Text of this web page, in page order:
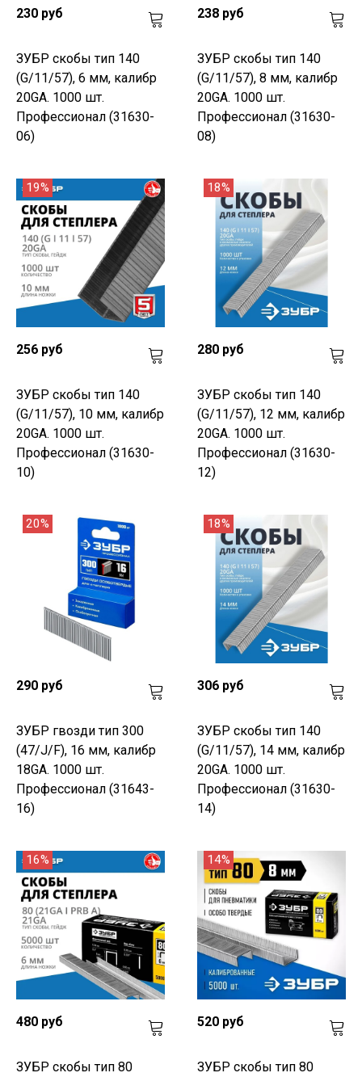
230 руб
ЗУБР скобы тип 140
(G/11/57), 6 мм, калибр
20GA. 1000 шт.
Профессионал (31630-
06)
238 руб
ЗУБР скобы тип 140
(G/11/57), 8 мм, калибр
20GA. 1000 шт.
Профессионал (31630-
08)
19%
256 руб
ЗУБР скобы тип 140
(G/11/57), 10 мм, калибр
20GA. 1000 шт.
Профессионал (31630-
10)
18%
280 руб
ЗУБР скобы тип 140
(G/11/57), 12 мм, калибр
20GA. 1000 шт.
Профессионал (31630-
12)
20%
290 руб
ЗУБР гвозди тип 300
(47/J/F), 16 мм, калибр
18GA. 1000 шт.
Профессионал (31643-
16)
18%
306 руб
ЗУБР скобы тип 140
(G/11/57), 14 мм, калибр
20GA. 1000 шт.
Профессионал (31630-
14)
16%
480 руб
ЗУБР скобы тип 80
14%
520 руб
ЗУБР скобы тип 80